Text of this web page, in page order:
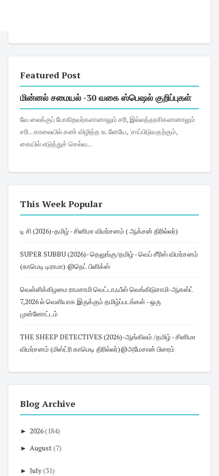
Featured Post
மின்னல் சமையல் -30 வகை ஸ்பெஷல் குறிப்புகள்
வே லைக்குப் போகிறவர்களானாலும் சரி, இல்லத்தரசிகளானாலும்
சரி... காலையில் கண் விழித்த உடனேயே, 'சாப்பிடுவதற்கும்,
கையில் எடுத்துச் செல்வ...
This Week Popular
டி சி (2026)-தமிழ் - சினிமா விமர்சனம் ( ஆக்சன் திரில்லர்)
SUPER SUBBU (2026)- தெலுங்கு/தமிழ் - வெப் சீரிஸ் விமர்சனம்
(காமெடி டிராமா) @நெட் பிளிக்ஸ்
வெள்ளிக்கிழமை ராமசாமி வெட்டாஃபீஸ் வெங்கிடுசாமி-ஆகஸ்ட்
7,2026 ல் வெளியாக இருக்கும் தமிழ்ப்படங்கள் - ஒரு
முன்னோட்டம்
THE SHEEP DETECTIVES (2026)-ஆங்கிலம் /தமிழ் - சினிமா
விமர்சனம் (மிஸ்ட்ரி காமெடி திரில்லர்)@அமேசான் பிரைம்
Blog Archive
► 2026(184)
► August(7)
► July(31)